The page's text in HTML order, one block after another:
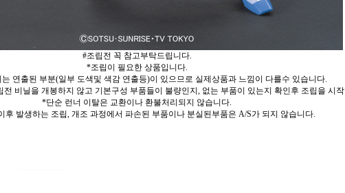
#조립전 꼭 참고부탁드립니다.
*조립이 필요한 상품입니다.
연출된 부분(일부 도색및 색감 연출등)이 있으므로 실제상품과 느낌이 다를수 있습니다.
비닐을 개봉하지 않고 기본구성 부품들이 불량인지, 없는 부품이 있는지 확인후 조립을 시
*단순 런너 이탈은 교환이나 환불처리되지 않습니다.
후 발생하는 조립, 개조 과정에서 파손된 부품이나 분실된부품은 A/S가 되지 않습니다.